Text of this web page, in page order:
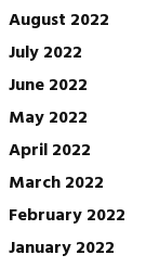
August 2022
July 2022
June 2022
May 2022
April 2022
March 2022
February 2022
January 2022